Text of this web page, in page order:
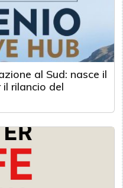
al Sud: nasce il
rilancio del